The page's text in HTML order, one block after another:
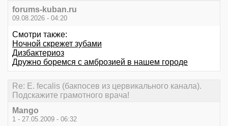
forums-kuban.ru
09.08.2026 - 04:20
Смотри также:
Ночной скрежет зубами
Дизбактериоз
Дружно боремся с амброзией в нашем городе
Re: E. fecalis (бакпосев из цервикального канала).
Подскажите грамотного врача!
Mango
1 - 27.05.2009 - 06:32